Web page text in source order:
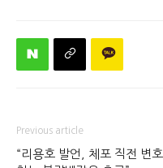
Previous article
“리용호 발언, 체포 직전 변